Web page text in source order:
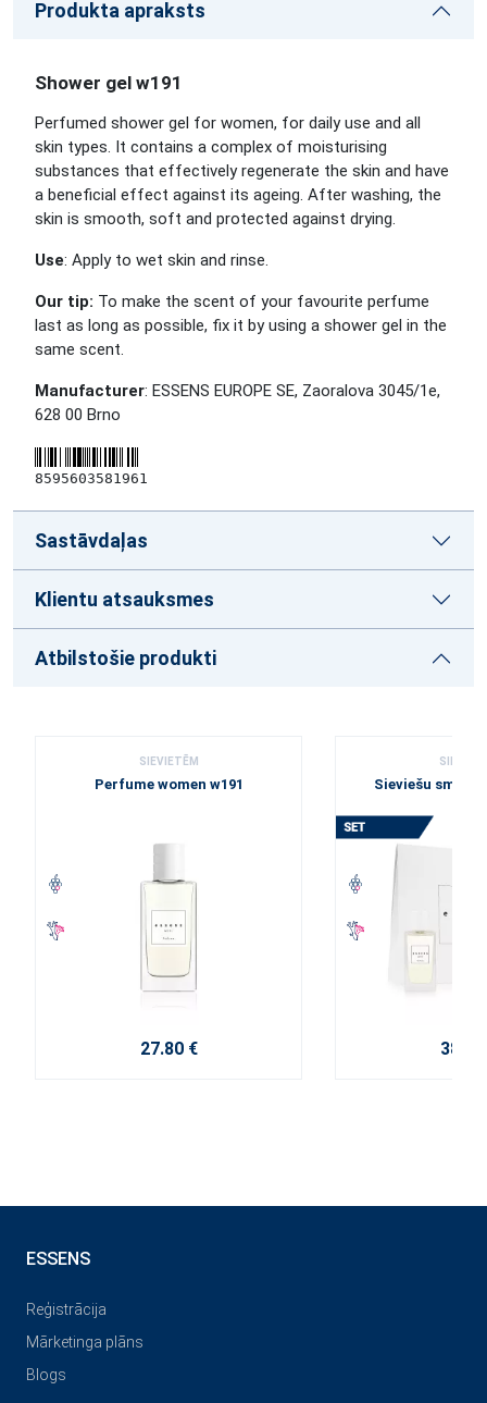
Produkta apraksts
Shower gel w191
Perfumed shower gel for women, for daily use and all
skin types. It contains a complex of moisturising
substances that effectively regenerate the skin and have
a beneficial effect against its ageing. After washing, the
skin is smooth, soft and protected against drying.
Use: Apply to wet skin and rinse.
Our tip: To make the scent of your favourite perfume
last as long as possible, fix it by using a shower gel in the
same scent.
Manufacturer: ESSENS EUROPE SE, Zaoralova 3045/1e,
628 00 Brno
8595603581961
Sastāvdaļas
Klientu atsauksmes
Atbilstošie produkti
SIEVIETĒM
Perfume women w191
27.80 €
Sieviešu
38.10
ESSENS
Reģistrācija
Mārketinga plāns
Blogs